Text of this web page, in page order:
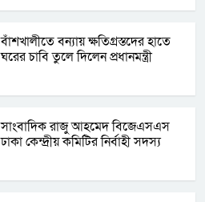
বাঁশখালীতে বন্যায় ক্ষতিগ্রস্তদের হাতে
ঘরের চাবি তুলে দিলেন প্রধানমন্ত্রী
সাংবাদিক রাজু আহমেদ বিজেএসএস
ঢাকা কেন্দ্রীয় কমিটির নির্বাহী সদস্য